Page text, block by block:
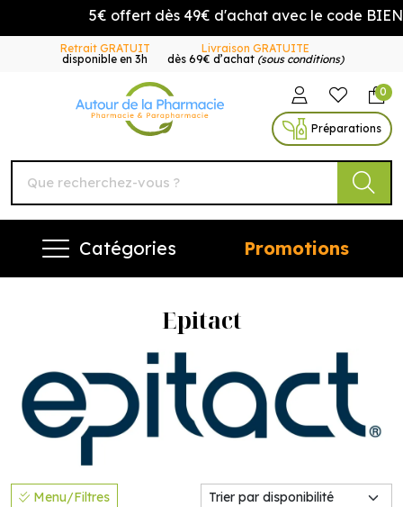
5€ offert dès 49€ d'achat avec le code
Retrait GRATUIT
disponible en 3h
Livraison GRATUITE
dès 69€ d’achat (sous conditions)
Autour de la Pharmacie
0
Préparations
Catégories Promotions
Epitact
Menu/Filtres